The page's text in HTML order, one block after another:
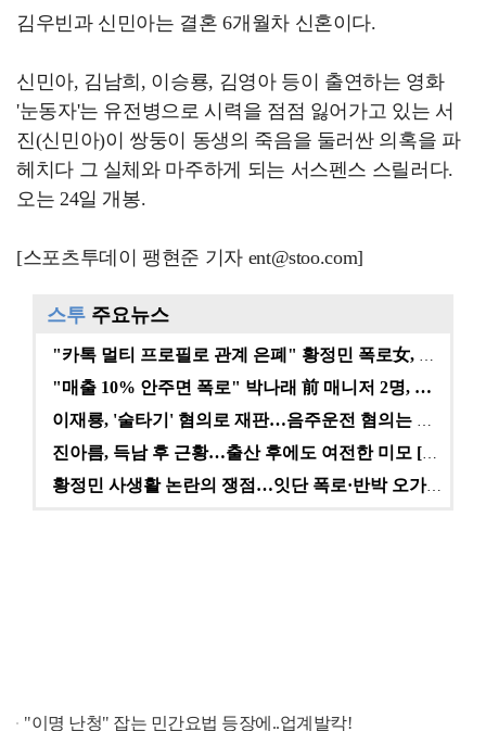
김우빈과 신민아는 결혼 6개월차 신혼이다.
신민아, 김남희, 이승룡, 김영아 등이 출연하는 영화
'눈동자'는 유전병으로 시력을 점점 잃어가고 있는 서
진(신민아)이 쌍둥이 동생의 죽음을 둘러싼 의혹을 파
헤치다 그 실체와 마주하게 되는 서스펜스 스릴러다.
오는 24일 개봉.
[스포츠투데이 팽현준 기자 ent@stoo.com]
스투 주요뉴스
"카톡 멀티 프로필로 관계 은폐" 황정민 폭로女, 문자…
"매출 10% 안주면 폭로" 박나래 前 매니저 2명, …
이재룡, '술타기' 혐의로 재판…음주운전 혐의는 미적용…
진아름, 득남 후 근황…출산 후에도 여전한 미모 [스타…
황정민 사생활 논란의 쟁점…잇단 폭로·반박 오가는 소모…